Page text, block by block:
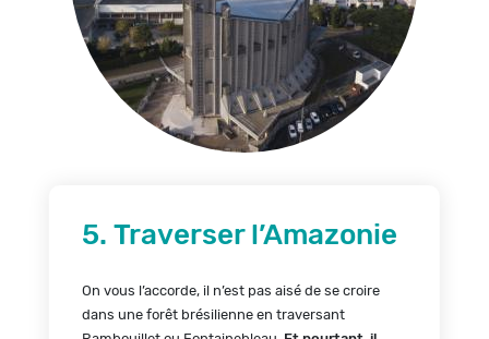
5. Traverser l’Amazonie
On vous l’accorde, il n’est pas aisé de se croire
dans une forêt brésilienne en traversant